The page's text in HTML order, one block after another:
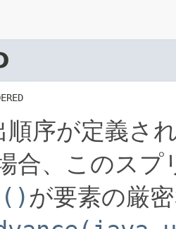
順序が定義さ
合、このス
が要素の厳